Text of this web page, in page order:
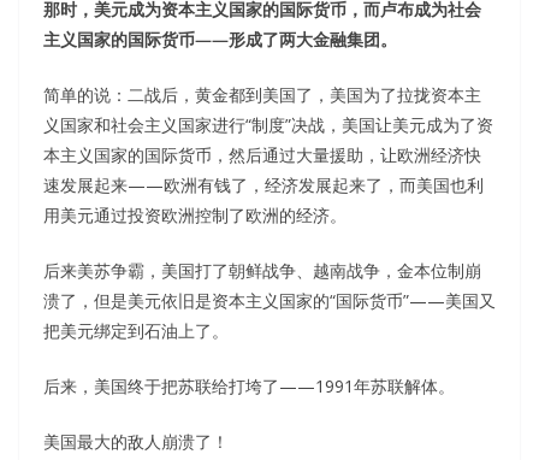
那时，美元成为资本主义国家的国际货币，而卢布成为社会
主义国家的国际货币——形成了两大金融集团。
简单的说：二战后，黄金都到美国了，美国为了拉拢资本主
义国家和社会主义国家进行“制度”决战，美国让美元成为了资
本主义国家的国际货币，然后通过大量援助，让欧洲经济快
速发展起来——欧洲有钱了，经济发展起来了，而美国也利
用美元通过投资欧洲控制了欧洲的经济。
后来美苏争霸，美国打了朝鲜战争、越南战争，金本位制崩
溃了，但是美元依旧是资本主义国家的“国际货币”——美国又
把美元绑定到石油上了。
后来，美国终于把苏联给打垮了——1991年苏联解体。
美国最大的敌人崩溃了！